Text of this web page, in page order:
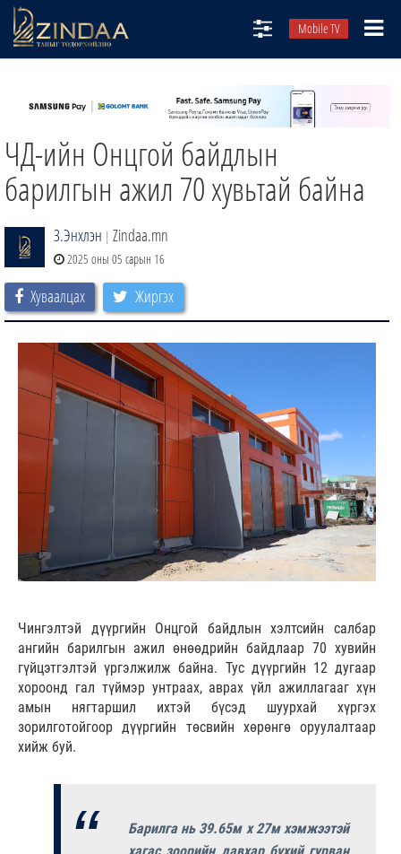
Mobile TV
ТВ8
ӨГЛӨӨНИЙ СОНИН
АУДИО ЗОХИОЛ
ЗИНДАА СЭТГҮҮЛ
ЧД-ийн Онцгой байдлын
барилгын ажил 70 хувьтай байна
З.Энхлэн | Zindaa.mn
2025 оны 05 сарын 16
Хуваалцах Жиргэх
Чингэлтэй дүүргийн Онцгой байдлын хэлтсийн салбар
ангийн барилгын ажил өнөөдрийн байдлаар 70 хувийн
гүйцэтгэлтэй үргэлжилж байна. Тус дүүргийн 12 дугаар
хороонд гал түймэр унтраах, аврах үйл ажиллагааг хүн
амын нягтаршил ихтэй бүсэд шуурхай хүргэх
зорилготойгоор дүүргийн төсвийн хөрөнгө оруулалтаар
хийж буй.
Барилга нь 39.65м x 27м хэмжээтэй